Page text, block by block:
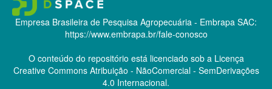
Empresa Brasileira de Pesquisa Agropecuária - Embrapa SAC:
https://www.embrapa.br/fale-conosco
O conteúdo do repositório está licenciado sob a Licença
Creative CommonsAtribuição - NãoComercial - SemDerivações
4.0 Internacional.